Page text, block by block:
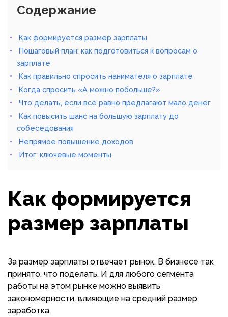
Содержание
Как формируется размер зарплаты
Пошаговый план: как подготовиться к вопросам о
зарплате
Как правильно спросить нанимателя о зарплате
Когда спросить «А можно побольше?»
Что делать, если всё равно предлагают мало денег
Как повысить шанс на большую зарплату до
собеседования
Непрямое повышение доходов
Итог: ключевые моменты
Как формируется
размер зарплаты
За размер зарплаты отвечает рынок. В бизнесе так
принято, что поделать. И для любого сегмента
работы на этом рынке можно выявить
закономерности, влияющие на средний размер
заработка.